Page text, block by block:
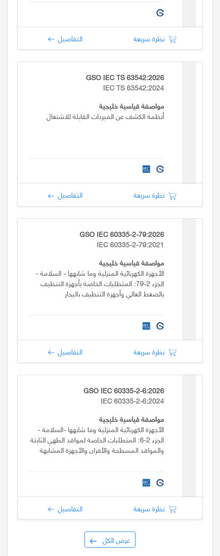
نظرة سريعة التفاصيل
GSO IEC TS 63542:2026
IEC TS 63542:2024
مواصفة قياسية خليجية
أنظمة الكشف عن المبردات القابلة للاشتعال
نظرة سريعة التفاصيل
GSO IEC 60335-2-79:2026
IEC 60335-2-79:2021
مواصفة قياسية خليجية
الأجهزة الكهربائية المنزلية وما شابهها - السلامة -
الجزء 2-79: المتطلبات الخاصة بأجهزة التنظيف
بالضغط العالي وأجهزة التنظيف بالبخار
نظرة سريعة التفاصيل
GSO IEC 60335-2-6:2026
IEC 60335-2-6:2024
مواصفة قياسية خليجية
الأجهزة الكهربائية المنزلية وما شابهها -السلامة -
الجزء 2-6: المتطلبات الخاصة لمواقد الطهي الثابتة
والمواقد المسطحة والأفران والأجهزة المشابهة
نظرة سريعة التفاصيل
عرض الكل